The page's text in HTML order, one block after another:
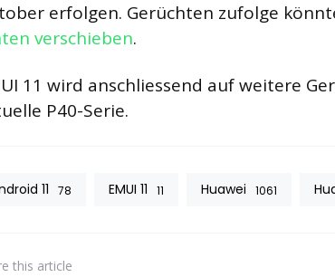
erfolgen. Gerüchten zufolge
verschieben.
11 wird anschliessend auf weitere
P40-Serie.
11 78 EMUI 11 11 Huawei 1061
this article